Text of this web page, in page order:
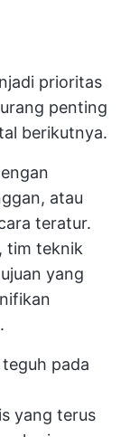
prioritas
penting
berikutnya.
atau
teratur.
tim teknik
yang
pada
yang terus